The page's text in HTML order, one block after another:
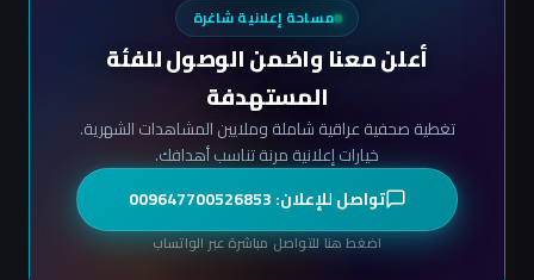
مساحة إعلانية شاغرة
أعلن معنا واضمن الوصول للفئة
المستهدفة
تغطية صحفية عراقية شاملة وملايين المشاهدات الشهرية.
خيارات إعلانية مرنة تناسب أهدافك.
تواصل للإعلان: 009647700526853
اضغط هنا للتواصل مباشرة عبر الواتساب